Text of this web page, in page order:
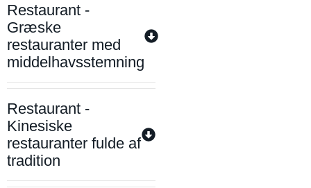
Restaurant -
Græske
restauranter med
middelhavsstemning
Restaurant -
Kinesiske
restauranter fulde af
tradition